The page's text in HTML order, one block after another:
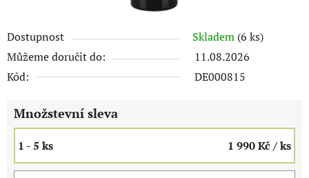
Dostupnost Skladem (6 ks)
Můžeme doručit do:
11.08.2026
Kód:
DE000815
Množstevní sleva
1 - 5 ks 1 990 Kč/ ks